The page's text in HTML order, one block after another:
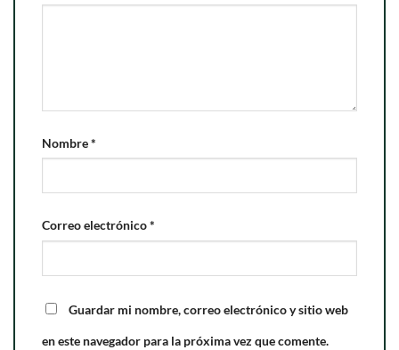
Nombre*
Correo electrónico*
Guardar mi nombre, correo electrónico y sitio web
en este navegador para la próxima vez que comente.